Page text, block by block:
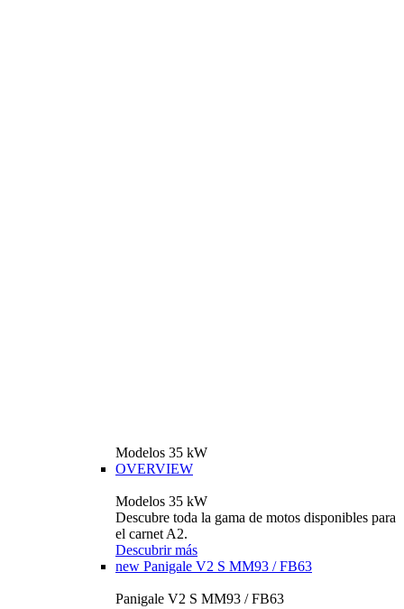
Modelos 35 kW
OVERVIEW
Modelos 35 kW
Descubre toda la gama de motos disponibles para
el carnet A2.
Descubrir más
new Panigale V2 S MM93 / FB63
Panigale V2 S MM93 / FB63